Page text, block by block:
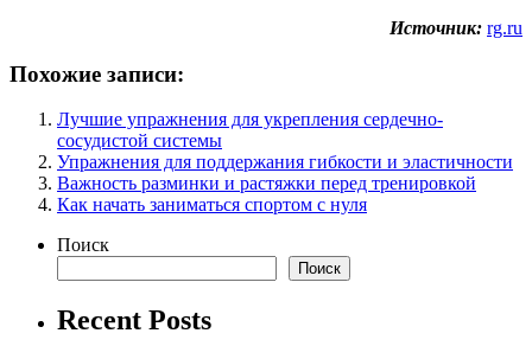
Источник: rg.ru
Похожие записи:
Лучшие упражнения для укрепления сердечно-
сосудистой системы
Упражнения для поддержания гибкости и эластичности
Важность разминки и растяжки перед тренировкой
Как начать заниматься спортом с нуля
Поиск
Поиск
Recent Posts